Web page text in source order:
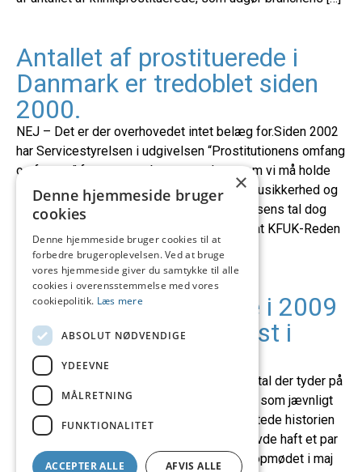
Antallet af prostituerede i
Danmark er tredoblet siden
2000.
NEJ – Det er der overhovedet intet belæg for.Siden 2002
har Servicestyrelsen i udgivelsen “Prostitutionens omfang
og former” foretaget et beregnet skøn, som vi må holde
os til, selvom tallene skal tage med en del usikkerhed og
forbehold. I 2009 og 2010 er Servicestyrelsens tal dog
faldet dramatisk, da det er blevet afsløret at KFUK-Reden
Ved klimatopmøderne i 2009
var der eksplosiv vækst i
prostitutionen
NEJ – det er en myte, og der er ikke reelle tal der tyder på
det. En enkelt journalist fra en organisation, som jævnligt
agiterer for et at kriminalisere sexkøb, startede historien
ved at spørge ialt to prostituerede, som havde haft et par
ekstra kunder i perioden under mini-klimatopmødet i maj
×
Denne hjemmeside bruger
cookies
Denne hjemmeside bruger cookies til at
forbedre brugeroplevelsen. Ved at bruge
vores hjemmeside giver du samtykke til alle
cookies i overensstemmelse med vores
cookiepolitik. Læs mere
ABSOLUT NØDVENDIGE
YDEEVNE
MÅLRETNING
FUNKTIONALITET
ACCEPTER ALLE AFVIS ALLE